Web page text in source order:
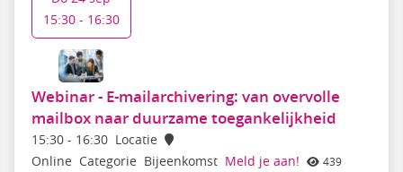
Webinar - E-mailarchivering: van overvolle
mailbox naar duurzame toegankelijkheid
15:30- 16:30 Locatie
Online Categorie Bijeenkomst Meld je aan! 439
15:30 - 16:30